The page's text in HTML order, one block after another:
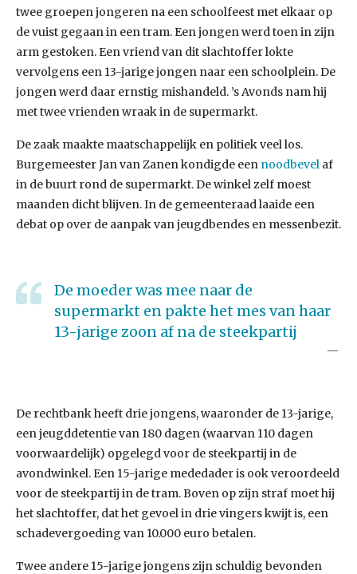
twee groepen jongeren na een schoolfeest met elkaar op
de vuist gegaan in een tram. Een jongen werd toen in zijn
arm gestoken. Een vriend van dit slachtoffer lokte
vervolgens een 13-jarige jongen naar een schoolplein. De
jongen werd daar ernstig mishandeld. ’s Avonds nam hij
met twee vrienden wraak in de supermarkt.
De zaak maakte maatschappelijk en politiek veel los.
Burgemeester Jan van Zanen kondigde een noodbevel af
in de buurt rond de supermarkt. De winkel zelf moest
maanden dicht blijven. In de gemeenteraad laaide een
debat op over de aanpak van jeugdbendes en messenbezit.
De moeder was mee naar de
supermarkt en pakte het mes van haar
13-jarige zoon af na de steekpartij
De rechtbank heeft drie jongens, waaronder de 13-jarige,
een jeugddetentie van 180 dagen (waarvan 110 dagen
voorwaardelijk) opgelegd voor de steekpartij in de
avondwinkel. Een 15-jarige mededader is ook veroordeeld
voor de steekpartij in de tram. Boven op zijn straf moet hij
het slachtoffer, dat het gevoel in drie vingers kwijt is, een
schadevergoeding van 10.000 euro betalen.
Twee andere 15-jarige jongens zijn schuldig bevonden